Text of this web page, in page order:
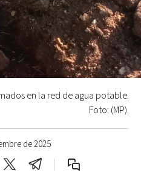
de 2025
en la red de agua potable.
Foto: (MP).